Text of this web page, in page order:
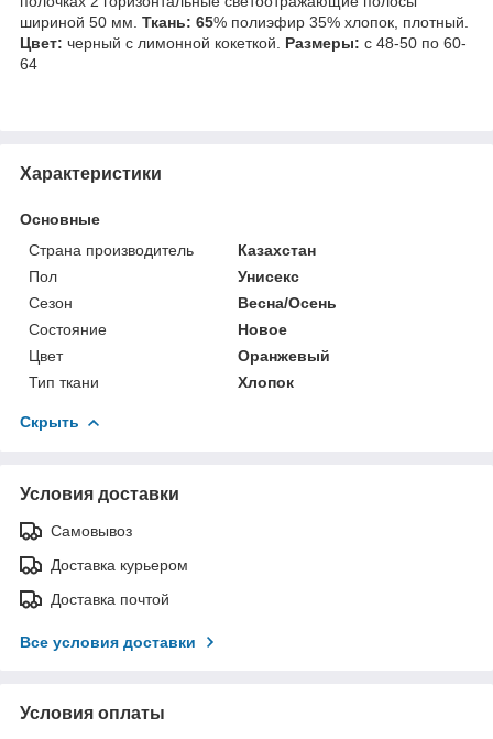
шириной 50 мм. Ткань: 65% полиэфир 35% хлопок, плотный.
Цвет: черный с лимонной кокеткой. Размеры: с 48-50 по 60-
64
Характеристики
Основные
Страна производитель
Казахстан
Пол
Унисекс
Сезон
Весна/Осень
Состояние
Новое
Цвет
Оранжевый
Тип ткани
Хлопок
Скрыть
Условия доставки
Самовывоз
Доставка курьером
Доставка почтой
Все условия доставки
Условия оплаты